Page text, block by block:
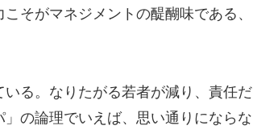
そがマネジメントの醍醐味である、
る。なりたがる若者が減り、責任だ
の論理でいえば、思い通りにならな